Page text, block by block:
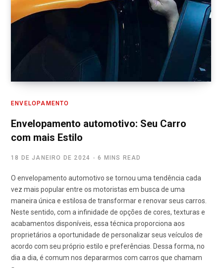
ENVELOPAMENTO
Envelopamento automotivo: Seu Carro
com mais Estilo
18 DE JANEIRO DE 2024 6 MINS READ
O envelopamento automotivo se tornou uma tendência cada
vez mais popular entre os motoristas em busca de uma
maneira única e estilosa de transformar e renovar seus carros.
Neste sentido, com a infinidade de opções de cores, texturas e
acabamentos disponíveis, essa técnica proporciona aos
proprietários a oportunidade de personalizar seus veículos de
acordo com seu próprio estilo e preferências. Dessa forma, no
dia a dia, é comum nos depararmos com carros que chamam